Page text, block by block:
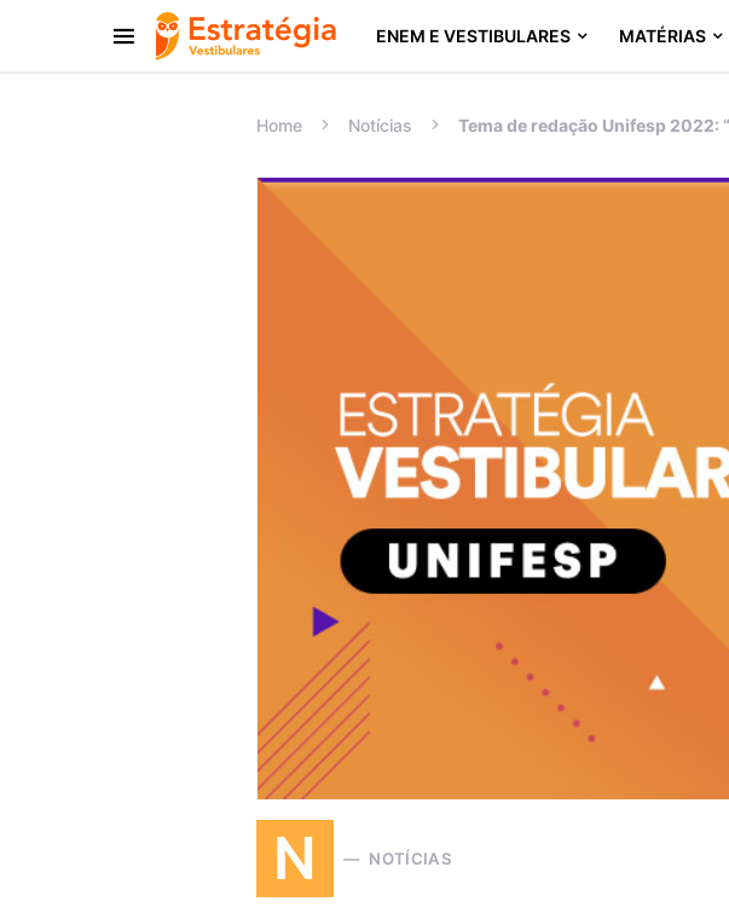
ENEM E VESTIBULARES MATÉRIAS
Procurar:
Home Notícias Tema de redação Unifesp 2022:
N NOTÍCIAS